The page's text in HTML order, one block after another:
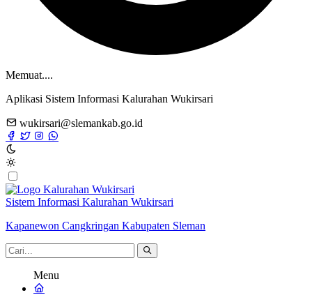
Memuat....
Aplikasi Sistem Informasi Kalurahan Wukirsari
wukirsari@slemankab.go.id
Sistem Informasi Kalurahan Wukirsari
Kapanewon Cangkringan Kabupaten Sleman
Menu